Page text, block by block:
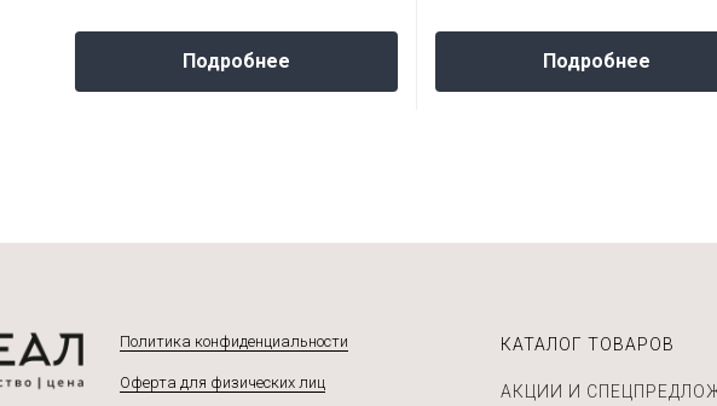
Подробнее Подробнее
Политика конфиденциальности
Оферта для физических лиц
КАТАЛОГ ТОВАРОВ
АКЦИИ И